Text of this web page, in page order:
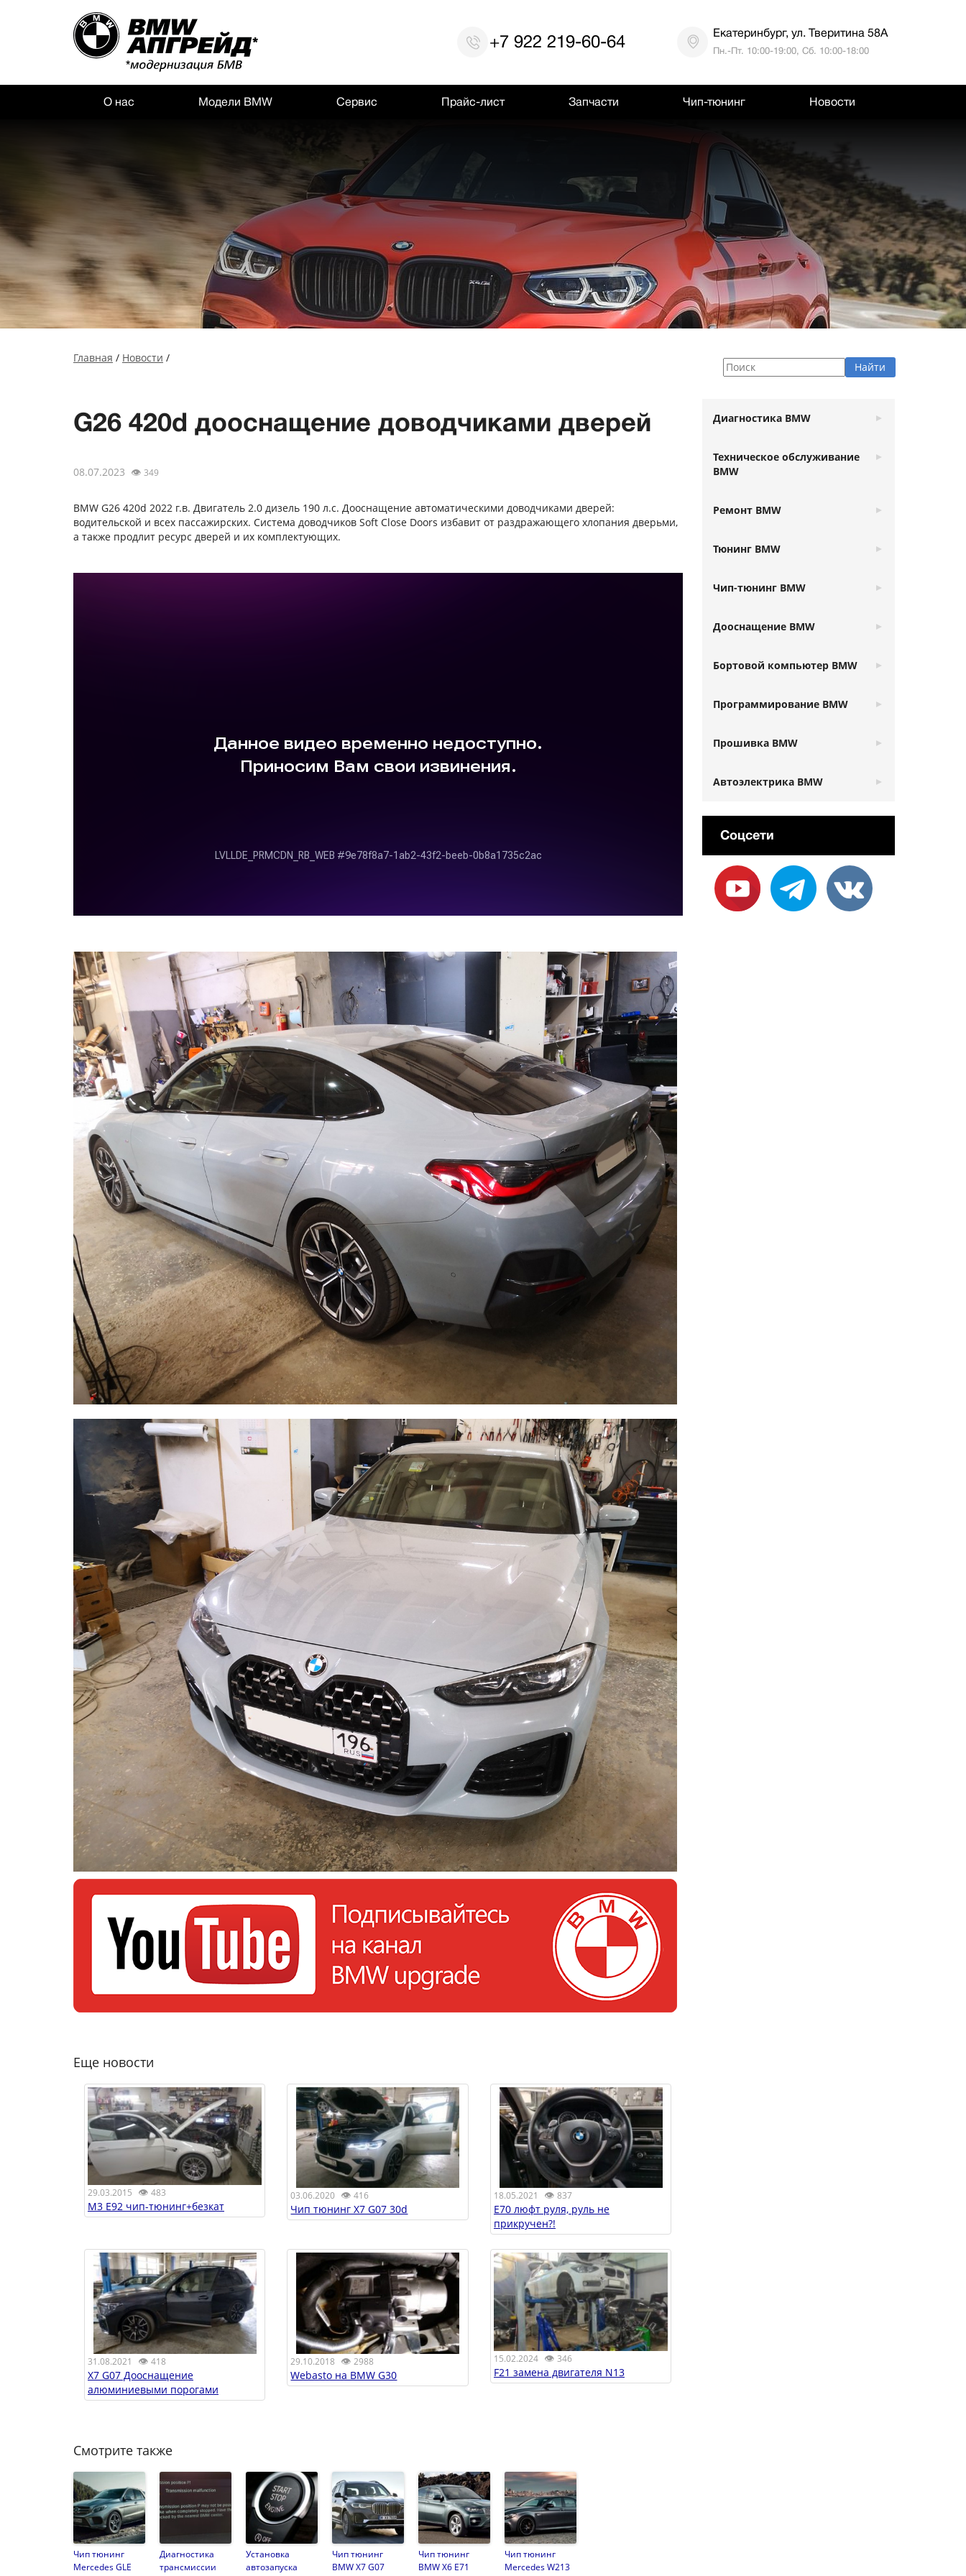
+7 922 219-60-64 Екатеринбург, ул. Тверитина 58А
Пн.-Пт. 10:00-19:00, Сб. 10:00-18:00
О нас Модели BMW Сервис Прайс-лист Запчасти Чип-тюнинг Новости
Главная / Новости /
G26 420d дооснащение доводчиками дверей
08.07.2023 👁 349
BMW G26 420d 2022 г.в. Двигатель 2.0 дизель 190 л.с. Дооснащение автоматическими доводчиками дверей:
водительской и всех пассажирских. Система доводчиков Soft Close Doors избавит от раздражающего хлопания дверьми,
а также продлит ресурс дверей и их комплектующих.
Еще новости
29.03.2015 👁 483
M3 E92 чип-тюнинг+безкат
03.06.2020 👁416
Чип тюнинг X7 G07 30d
18.05.2021 👁 837
E70 люфт руля, руль не
прикручен?!
31.08.2021 👁 418
X7 G07 Дооснащение
алюминиевыми порогами
29.10.2018 👁2988
Webasto на BMW G30
15.02.2024👁 346
F21 замена двигателя N13
Смотрите также
Чип тюнинг
Mercedes GLE
Диагностика
трансмиссии
Установка
автозапуска
Чип тюнинг
BMW X7 G07
Чип тюнинг
BMW X6 E71
Чип тюнинг
Mercedes W213
Диагностика BMW
Техническое обслуживание
BMW
Ремонт BMW
Тюнинг BMW
Чип-тюнинг BMW
Дооснащение BMW
Бортовой компьютер BMW
Программирование BMW
Прошивка BMW
Автоэлектрика BMW
Соцсети